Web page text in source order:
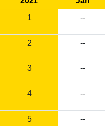
1
--
2 --
3 --
4 --
5 --